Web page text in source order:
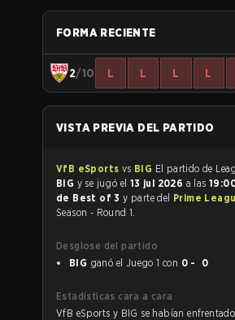
FORMA RECIENTE
2/10 L L L L
VISTA PREVIA DEL PARTIDO
VfB eSports vs BIG
BIG y se jugó el 13 jul 2026 a las
de Best of 3y parte del Prime
Season - Round 1.
Desglose del partido
BIG
ganó el Juego 1 con 0 - 0
Estadísticas cara a cara
VfB eSports y BIG se